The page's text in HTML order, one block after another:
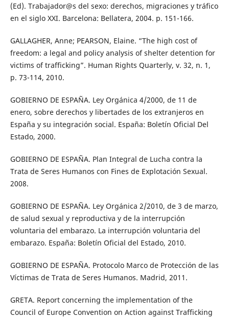
(Ed). Trabajador@s del sexo: derechos, migraciones y tráfico
en el siglo XXI. Barcelona: Bellatera, 2004. p. 151-166.
GALLAGHER, Anne; PEARSON, Elaine. “The high cost of
freedom: a legal and policy analysis of shelter detention for
victims of trafficking”. Human Rights Quarterly, v. 32, n. 1,
p. 73-114, 2010.
GOBIERNO DE ESPAÑA. Ley Orgánica 4/2000, de 11 de
enero, sobre derechos y libertades de los extranjeros en
España y su integración social. España: Boletín Oficial Del
Estado, 2000.
GOBIERNO DE ESPAÑA. Plan Integral de Lucha contra la
Trata de Seres Humanos con Fines de Explotación Sexual.
2008.
GOBIERNO DE ESPAÑA. Ley Orgánica 2/2010, de 3 de marzo,
de salud sexual y reproductiva y de la interrupción
voluntaria del embarazo. La interrupción voluntaria del
embarazo. España: Boletín Oficial del Estado, 2010.
GOBIERNO DE ESPAÑA. Protocolo Marco de Protección de las
Víctimas de Trata de Seres Humanos. Madrid, 2011.
GRETA. Report concerning the implementation of the
Council of Europe Convention on Action against Trafficking